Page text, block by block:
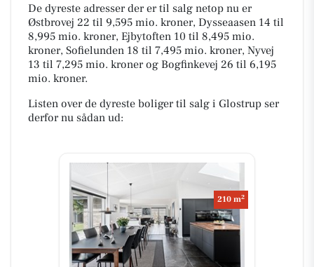
De dyreste adresser der er til salg netop nu er
Østbrovej 22 til 9,595 mio. kroner, Dysseaasen 14 til
8,995 mio. kroner, Ejbytoften 10 til 8,495 mio.
kroner, Sofielunden 18 til 7,495 mio. kroner, Nyvej
13 til 7,295 mio. kroner og Bogfinkevej 26 til 6,195
mio. kroner.
Listen over de dyreste boliger til salg i Glostrup ser
derfor nu sådan ud:
210 m2